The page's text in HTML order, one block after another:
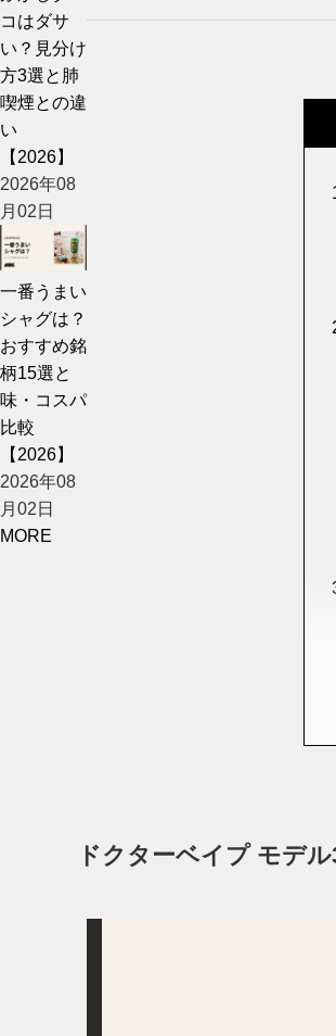
コはダサ
い？見分け
方3選と肺
喫煙との違
い
【2026】
2026年08
月02日
一番うまい
シャグは？
おすすめ銘
柄15選と
味・コスパ
比較
【2026】
2026年08
月02日
MORE
ドクターベイプ モデ